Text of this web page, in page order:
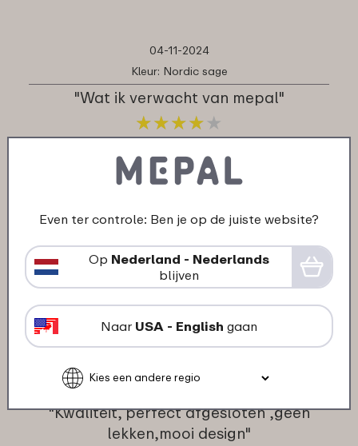
04-11-2024
Kleur: Nordic sage
"Wat ik verwacht van mepal"
★★★★ ★
★★★★ ★
Kleur: Nordic blue
"PRIMA........................................."
★★★
★★★
klant van Mepal
Kleur: Nordic black
"Kwaliteit, perfect afgesloten ,geen
lekken,mooi design"
Even ter controle: Ben je op de juiste website?
Op Nederland - Nederlands
blijven
Naar USA - English gaan